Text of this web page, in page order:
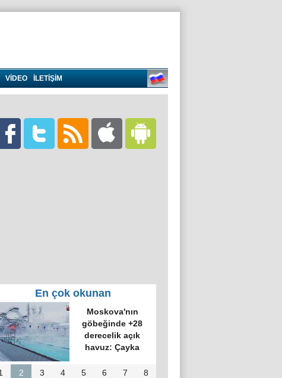
VIDEO İLETİŞİM
En çok okunan
tanıttığı 6
yeni silah ve
özellikleri
2 3 4 5 6 7 8